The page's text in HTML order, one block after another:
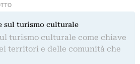
sul turismo culturale
turismo culturale come chiave
territori e delle comunità che